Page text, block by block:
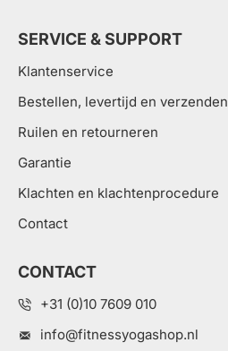
SERVICE & SUPPORT
Klantenservice
Bestellen, levertijd en verzenden
Ruilen en retourneren
Garantie
Klachten en klachtenprocedure
Contact
CONTACT
+31 (0)10 7609 010
info@fitnessyogashop.nl